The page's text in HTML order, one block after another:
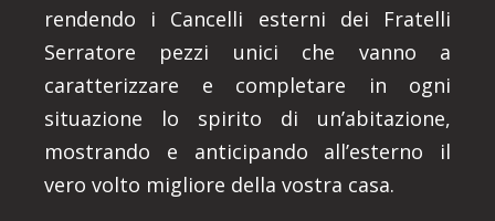
rendendo i Cancelli esterni dei Fratelli
Serratore pezzi unici che vanno a
caratterizzare e completare in ogni
situazione lo spirito di un’abitazione,
mostrando e anticipando all’esterno il
vero volto migliore della vostra casa.